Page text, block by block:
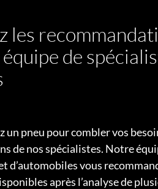
les
de
un pneu pour combler vos
de nos spécialistes. Notre
d’automobiles vous
après l’analyse de